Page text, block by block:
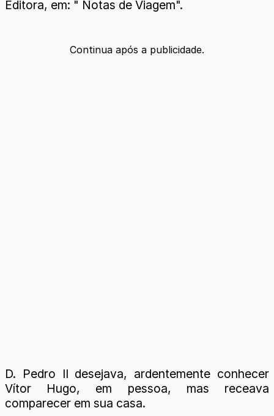
Editora, em: " Notas de Viagem".
Continua após a publicidade.
D. Pedro II desejava, ardentemente conhecer
Vítor Hugo, em pessoa, mas receava
comparecer em sua casa.